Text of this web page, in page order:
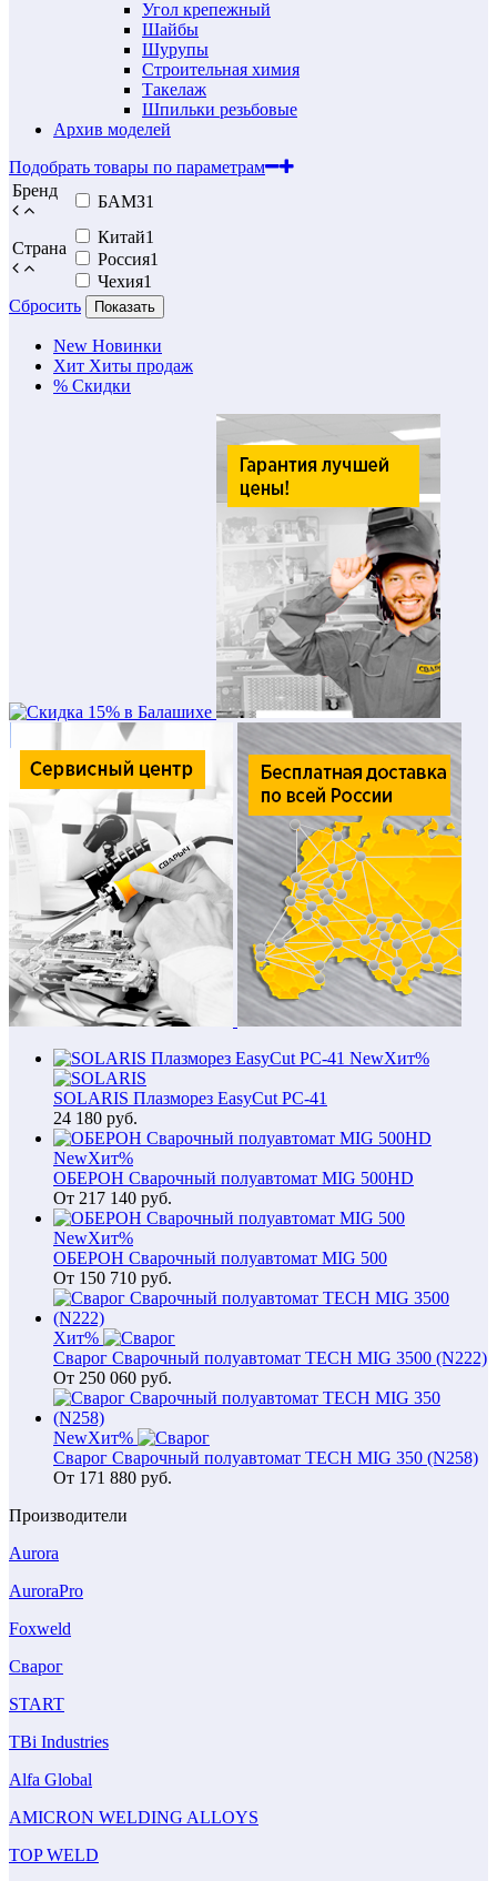
Угол крепежный
Шайбы
Шурупы
Строительная химия
Такелаж
Шпильки резьбовые
Архив моделей
Подобрать товары по параметрам
Бренд
БАМЗ1
Страна
Китай1
Россия1
Чехия1
Сбросить
Показать
New Новинки
Хит Хиты продаж
% Скидки
NewХит%
SOLARIS Плазморез EasyCut PC-41
24 180 руб.
NewХит%
ОБЕРОН Сварочный полуавтомат MIG 500HD
От 217 140 руб.
NewХит%
ОБЕРОН Сварочный полуавтомат MIG 500
От 150 710 руб.
Хит%
Сварог Сварочный полуавтомат TECH MIG 3500 (N222)
От 250 060 руб.
NewХит%
Сварог Сварочный полуавтомат TECH MIG 350 (N258)
От 171 880 руб.
Производители
Aurora
AuroraPro
Foxweld
Сварог
START
TBi Industries
Alfa Global
AMICRON WELDING ALLOYS
TOP WELD